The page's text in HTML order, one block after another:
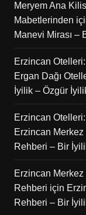
Meryem Ana
Mabetlerinden
Manevi Mirası –
Erzincan
Ergan Dağı
İyilik – Özgür
Erzincan
Erzincan
Rehberi – Bir
Erzincan
Rehberi için
Rehberi – Bir